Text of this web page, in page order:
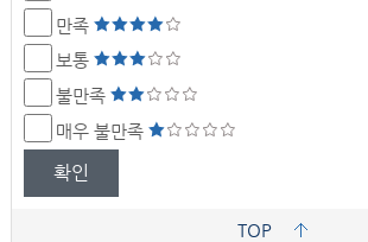
만족
보통
불만족
매우 불만족
확인
TOP